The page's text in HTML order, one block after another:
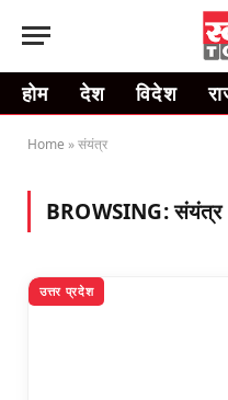
होम देश विदेश
Home »संयंत्र
BROWSING:संयंत्र
उत्तर प्रदेश